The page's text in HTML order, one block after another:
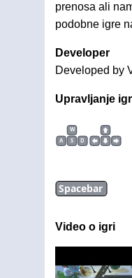
prenosa ali
podobne igre
Developer
Developed by
Upravljanje
W
A
S D
Spacebar
Video o igri